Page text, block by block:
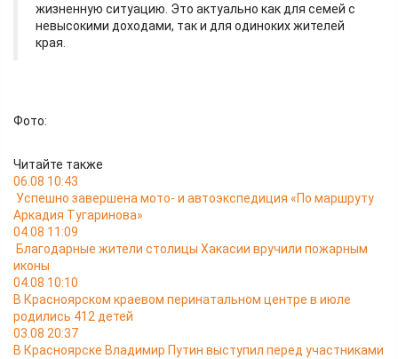
жизненную ситуацию. Это актуально как для семей с
невысокими доходами, так и для одиноких жителей
края.
Фото:
Читайте также
06.08 10:43
Успешно завершена мото- и автоэкспедиция «По маршруту
Аркадия Тугаринова»
04.08 11:09
Благодарные жители столицы Хакасии вручили пожарным
иконы
04.08 10:10
В Красноярском краевом перинатальном центре в июле
родились 412 детей
03.08 20:37
В Красноярске Владимир Путин выступил перед участниками